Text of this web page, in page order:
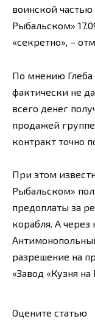
воинской частью
Рыбальском»
«секретно», –
По мнению Глеба
фактически не
всего денег
продажей
контракт точно
При этом
Рыбальском»
предоплаты за
корабля. А
разрешение на
«Завод «Кузня
Оцените статью